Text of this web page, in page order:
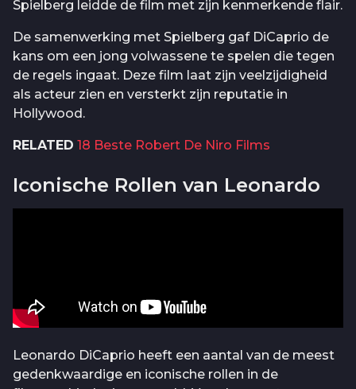
Spielberg leidde de film met zijn kenmerkende flair.
De samenwerking met Spielberg gaf DiCaprio de
kans om een jong volwassene te spelen die tegen
de regels ingaat. Deze film laat zijn veelzijdigheid
als acteur zien en versterkt zijn reputatie in
Hollywood.
RELATED 18 Beste Robert De Niro Films
Iconische Rollen van Leonardo
Leonardo DiCaprio heeft een aantal van de meest
gedenkwaardige en iconische rollen in de